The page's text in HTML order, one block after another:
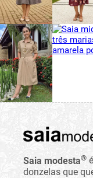
Saia modesta®
donzelas que